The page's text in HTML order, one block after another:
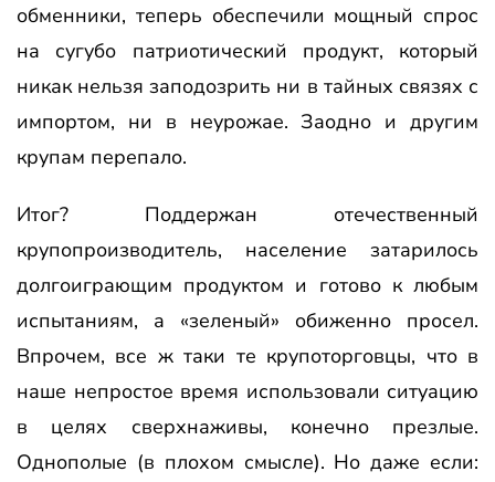
обменники, теперь обеспечили мощный спрос
на сугубо патриотический продукт, который
никак нельзя заподозрить ни в тайных связях с
импортом, ни в неурожае. Заодно и другим
крупам перепало.
Итог? Поддержан отечественный
крупопроизводитель, население затарилось
долгоиграющим продуктом и готово к любым
испытаниям, а «зеленый» обиженно просел.
Впрочем, все ж таки те крупоторговцы, что в
наше непростое время использовали ситуацию
в целях сверхнаживы, конечно презлые.
Однополые (в плохом смысле). Но даже если: